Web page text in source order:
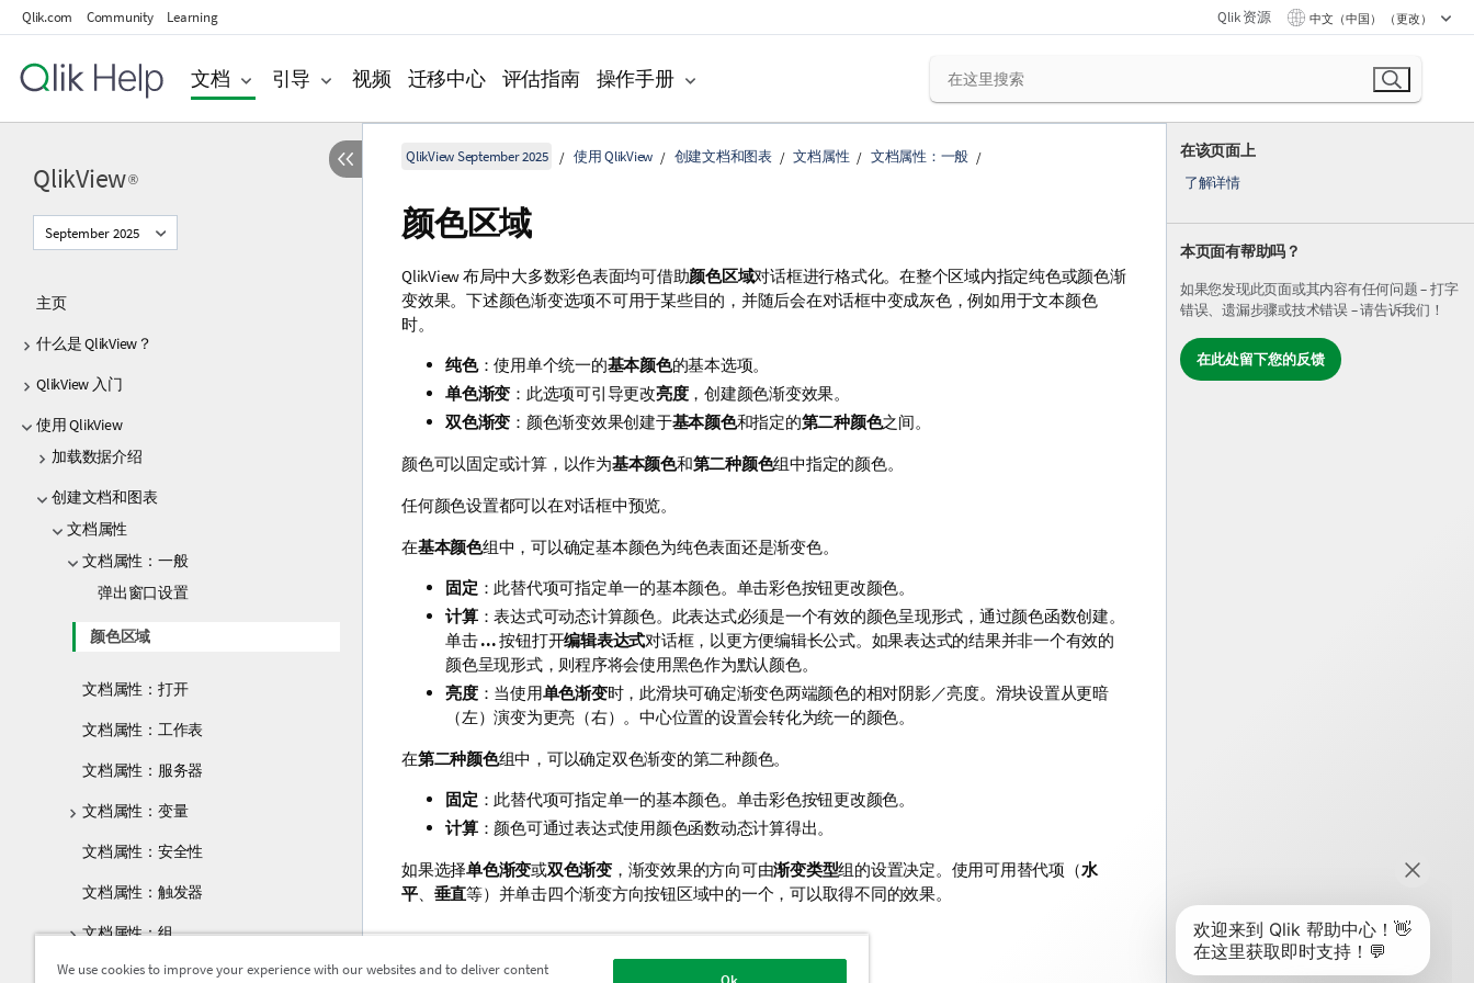
Qlik.com Community Learning Qlik 资源 中文（中国） （更改）
文档 引导 视频 迁移中心 评估指南 操作手册
QlikView®
September 2025
主页
什么是 QlikView？
QlikView 入门
使用 QlikView
加载数据介绍
创建文档和图表
文档属性
文档属性：一般
弹出窗口设置
颜色区域
文档属性：打开
文档属性：工作表
文档属性：服务器
文档属性：变量
文档属性：安全性
文档属性：触发器
文档属性：组
文档属性：表格
在该页面上
了解详情
本页面有帮助吗？
如果您发现此页面或其内容有任何问题 – 打字
错误、遗漏步骤或技术错误 – 请告诉我们！
在此处留下您的反馈
QlikView September 2025 使用 QlikView 创建文档和图表 文档属性 文档属性：一般
颜色区域
QlikView 布局中大多数彩色表面均可借助颜色区域对话框进行格式化。在整个区域内指定纯色或颜色渐
变效果。下述颜色渐变选项不可用于某些目的，并随后会在对话框中变成灰色，例如用于文本颜色
时。
纯色：使用单个统一的基本颜色的基本选项。
单色渐变 ：此选项可引导更改亮度，创建颜色渐变效果。
双色渐变 ：颜色渐变效果创建于基本颜色和指定的第二种颜色之间。
颜色可以固定或计算，以作为基本颜色和第二种颜色组中指定的颜色。
任何颜色设置都可以在对话框中预览。
在基本颜色组中，可以确定基本颜色为纯色表面还是渐变色。
固定 ：此替代项可指定单一的基本颜色。单击彩色按钮更改颜色。
计算：表达式可动态计算颜色。此表达式必须是一个有效的颜色呈现形式，通过颜色函数创建。
单击...按钮打开编辑表达式对话框，以更方便编辑长公式。如果表达式的结果并非一个有效的
颜色呈现形式，则程序将会使用黑色作为默认颜色。
亮度：当使用单色渐变时，此滑块可确定渐变色两端颜色的相对阴影／亮度。滑块设置从更暗
（左）演变为更亮（右）。中心位置的设置会转化为统一的颜色。
在第二种颜色组中，可以确定双色渐变的第二种颜色。
固定 ：此替代项可指定单一的基本颜色。单击彩色按钮更改颜色。
计算：颜色可通过表达式使用颜色函数动态计算得出。
如果选择单色渐变或双色渐变，渐变效果的方向可由渐变类型组的设置决定。使用可用替代项（水
平、 垂直等）并单击四个渐变方向按钮区域中的一个，可以取得不同的效果。
We use cookies to improve your experience with our websites and to deliver content